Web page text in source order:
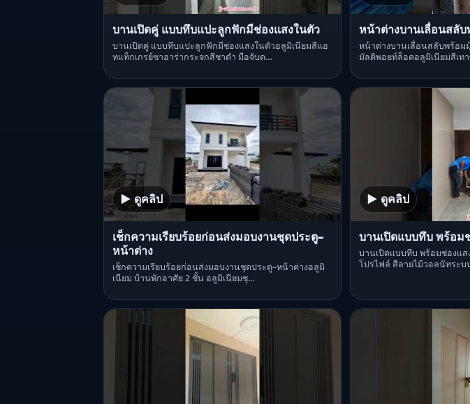
บานเปิดคู่ แบบทึบแปะลูกฟักมีช่องแสงในตัว
บานเปิดคู่ แบบทึบแปะลูกฟักมีช่องแสงในตัวอลูมิเนียมสีแอ
ทแท็กเกรย์ซาฮาร่ากระจกสีชาดำ มือจับด…
หน้าต่างบานเลื่อนสลั
หน้าต่างบานเลื่อนสลับพร้อม
มัลติพอยท์ล็อคอลูมิเนียมสีเท
▶ ดูคลิป
เช็กความเรียบร้อยก่อนส่งมอบงานชุดประตู–
หน้าต่าง
เช็กความเรียบร้อยก่อนส่งมอบงานชุดประตู–หน้าต่างอลูมิ
เนียม บ้านพักอาศัย 2 ชั้น อลูมิเนียมชุ…
▶ ดูคลิป
บานเปิดแบบทึบ พร้อม
บานเปิดแบบทึบ พร้อมช่องแ
โปรไฟล์ สีลายไม้วอลนัทระ